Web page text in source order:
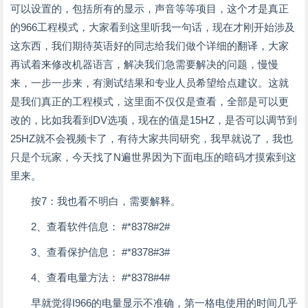
可以设置的，包括所有的显示，声音等等项目，这个才是真正
的966工程模式，大家看到这里听我一句话，现在才刚开始涉及
这东西，我们期待英语好的同志给我们做个详细的翻译，大家
再试着来修改机器语言，解决我们急需要解决的问题，慢慢
来，一步一步来，有测试结果和专业人员希望给点建议。这就
是我们真正的工程模式，这里面不仅仅是查看，全部是可以更
改的，比如我看到DV选项，现在的值是15HZ，是否可以调节到
25HZ就不会视频卡了，有待大家共同研究，我早就说了，我也
只是个玩家，今天找了N遍世界因为下面电压的暗码才摸索到这
里来。
按7：我也看不明白，需要解释。
2、查看软件信息： #*8378#2#
3、查看保护信息： #*8378#3#
4、查看电量方法： #*8378#4#
早就觉得I966的电量显示不准确，第一格电使用的时间几乎